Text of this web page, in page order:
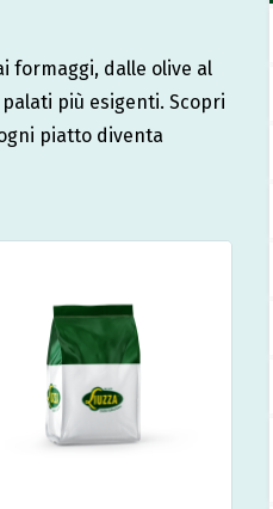
formaggi, dalle olive al
più esigenti. Scopri
piatto diventa